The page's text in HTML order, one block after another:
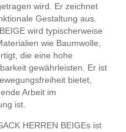
wird. Er zeichnet
Gestaltung aus.
wird typischerweise
wie Baumwolle,
die eine hohe
gewährleisten. Er ist
bietet,
Arbeit im
ist.
HERREN BEIGEs ist